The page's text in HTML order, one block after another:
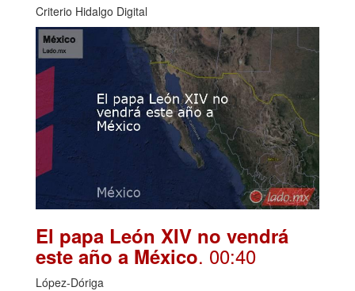
Criterio Hidalgo Digital
El papa León XIV no vendrá
este año a México. 00:40
López-Dóriga